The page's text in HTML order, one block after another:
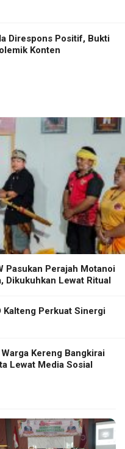
Direspons Positif, Bukti
Konten
Pasukan Perajah Motanoi
Dikukuhkan Lewat Ritual
Kalteng Perkuat Sinergi
Kereng Bangkirai
Lewat Media Sosial